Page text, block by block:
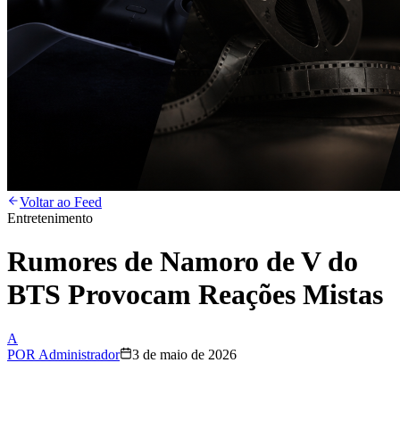
Voltar ao Feed
Entretenimento
Rumores de Namoro de V do
BTS Provocam Reações Mistas
A
POR Administrador 3 de maio de 2026